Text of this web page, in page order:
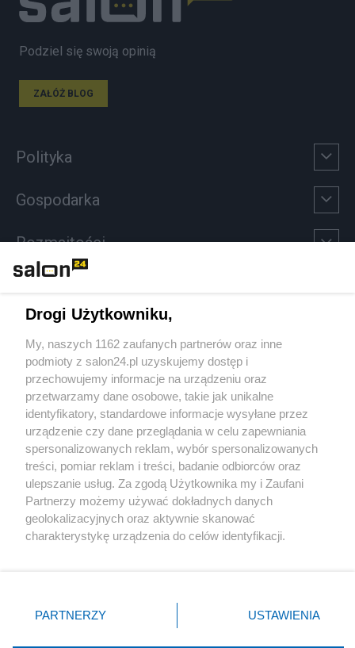
Podziel się swoją opinią
ZAŁÓŻ BLOG
Polityka
Gospodarka
Rozmaitości
Sport
Społeczeństwo
Kultura
X Facebook Instagram Youtube
Drogi Użytkowniku,
My, naszych 1162 zaufanych partnerów oraz inne
podmioty z salon24.pl uzyskujemy dostęp i
przechowujemy informacje na urządzeniu oraz
przetwarzamy dane osobowe, takie jak unikalne
identyfikatory, standardowe informacje wysyłane przez
urządzenie czy dane przeglądania w celu zapewniania
spersonalizowanych reklam, wybór spersonalizowanych
treści, pomiar reklam i treści, badanie odbiorców oraz
ulepszanie usług. Za zgodą Użytkownika my i Zaufani
Partnerzy możemy używać dokładnych danych
geolokalizacyjnych oraz aktywnie skanować
charakterystykę urządzenia do celów identyfikacji.
zmienić/wycofać klikając przycisk ustawień prywatności
znajdujący się w lewym dolnym rogu strony
rodzaje przetwarzania danych nie wymagają zgody
PARTNERZY USTAWIENIA